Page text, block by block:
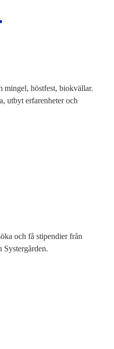
mingel, höstfest, biokvällar.
utbyt erfarenheter och
och få stipendier från
Systergården.